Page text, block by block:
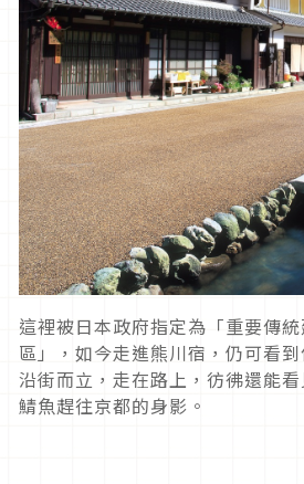
這裡被日本政府指定為「重要傳
區」，如今走進熊川宿，仍可看
沿街而立，走在路上，彷彿還能
鯖魚趕往京都的身影。